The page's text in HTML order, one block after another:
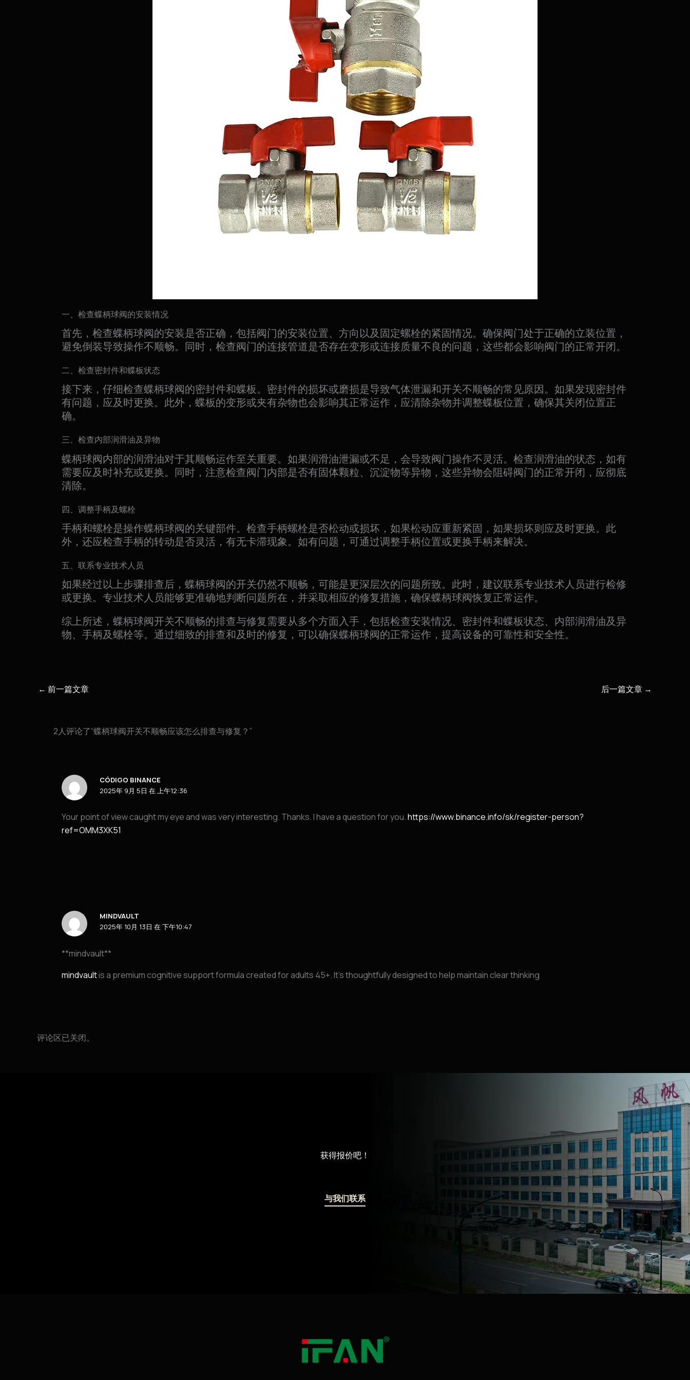
一、检查蝶柄球阀的安装情况
首先，检查蝶柄球阀的安装是否正确，包括阀门的安装位置、方向以及固定螺栓的紧固情况。确保阀门处于正确的立装位置，
避免倒装导致操作不顺畅。同时，检查阀门的连接管道是否存在变形或连接质量不良的问题，这些都会影响阀门的正常开闭。
二、检查密封件和蝶板状态
接下来，仔细检查蝶柄球阀的密封件和蝶板。密封件的损坏或磨损是导致气体泄漏和开关不顺畅的常见原因。如果发现密封件
有问题，应及时更换。此外，蝶板的变形或夹有杂物也会影响其正常运作，应清除杂物并调整蝶板位置，确保其关闭位置正
确。
三、检查内部润滑油及异物
蝶柄球阀内部的润滑油对于其顺畅运作至关重要。如果润滑油泄漏或不足，会导致阀门操作不灵活。检查润滑油的状态，如有
需要应及时补充或更换。同时，注意检查阀门内部是否有固体颗粒、沉淀物等异物，这些异物会阻碍阀门的正常开闭，应彻底
清除。
四、调整手柄及螺栓
手柄和螺栓是操作蝶柄球阀的关键部件。检查手柄螺栓是否松动或损坏，如果松动应重新紧固，如果损坏则应及时更换。此
外，还应检查手柄的转动是否灵活，有无卡滞现象。如有问题，可通过调整手柄位置或更换手柄来解决。
五、联系专业技术人员
如果经过以上步骤排查后，蝶柄球阀的开关仍然不顺畅，可能是更深层次的问题所致。此时，建议联系专业技术人员进行检修
或更换。专业技术人员能够更准确地判断问题所在，并采取相应的修复措施，确保蝶柄球阀恢复正常运作。
综上所述，蝶柄球阀开关不顺畅的排查与修复需要从多个方面入手，包括检查安装情况、密封件和蝶板状态、内部润滑油及异
物、手柄及螺栓等。通过细致的排查和及时的修复，可以确保蝶柄球阀的正常运作，提高设备的可靠性和安全性。
← 前一篇文章 后一篇文章 →
2人评论了“蝶柄球阀开关不顺畅应该怎么排查与修复？”
CÓDIGO BINANCE
2025年 9月 5日 在 上午12:36
Your point of view caught my eye and was very interesting. Thanks. I have a question for you.https://www.binance.info/sk/register-person?
ref=OMM3XK51
MINDVAULT
2025年 10月 13日 在 下午10:47
** mindvault**
mindvaultis a premium cognitive support formula created for adults 45+. It’s thoughtfully designed to help maintain clear thinking
评论区已关闭。
获得报价吧！
与我们联系